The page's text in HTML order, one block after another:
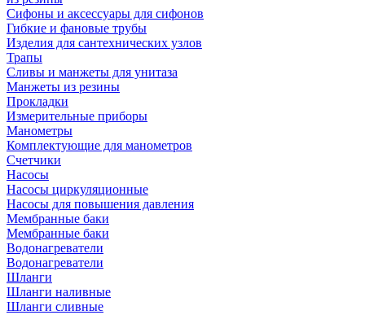
Сифоны и аксессуары для сифонов
Гибкие и фановые трубы
Изделия для сантехнических узлов
Трапы
Сливы и манжеты для унитаза
Манжеты из резины
Прокладки
Измерительные приборы
Манометры
Комплектующие для манометров
Счетчики
Насосы
Насосы циркуляционные
Насосы для повышения давления
Мембранные баки
Мембранные баки
Водонагреватели
Водонагреватели
Шланги
Шланги наливные
Шланги сливные